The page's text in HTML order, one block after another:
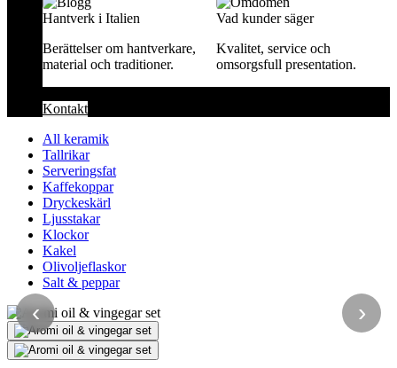
Hantverk i Italien
Berättelser om hantverkare,
material och traditioner.
Vad kunder säger
Kvalitet, service och
omsorgsfull presentation.
Kontakt
All keramik
Tallrikar
Serveringsfat
Kaffekoppar
Dryckeskärl
Ljusstakar
Klockor
Kakel
Olivoljeflaskor
Salt & peppar
‹ ›